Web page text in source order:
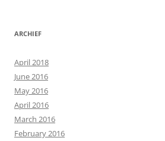
ARCHIEF
April 2018
June 2016
May 2016
April 2016
March 2016
February 2016